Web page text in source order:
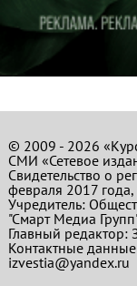
© 2009 - 2026
СМИ «Сетевое
Свидетельство о
февраля 2017
Учредитель:
"Смарт Медиа
Главный редактор:
Контактные
izvestia@yandex.ru